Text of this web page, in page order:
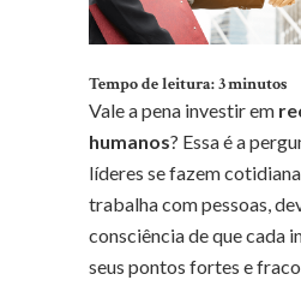
Tempo de leitura:3minutos
Vale a pena investir em
humanos? Essa é a
líderes se fazem
trabalha com pessoas,
consciência de que cada
seus pontos fortes e